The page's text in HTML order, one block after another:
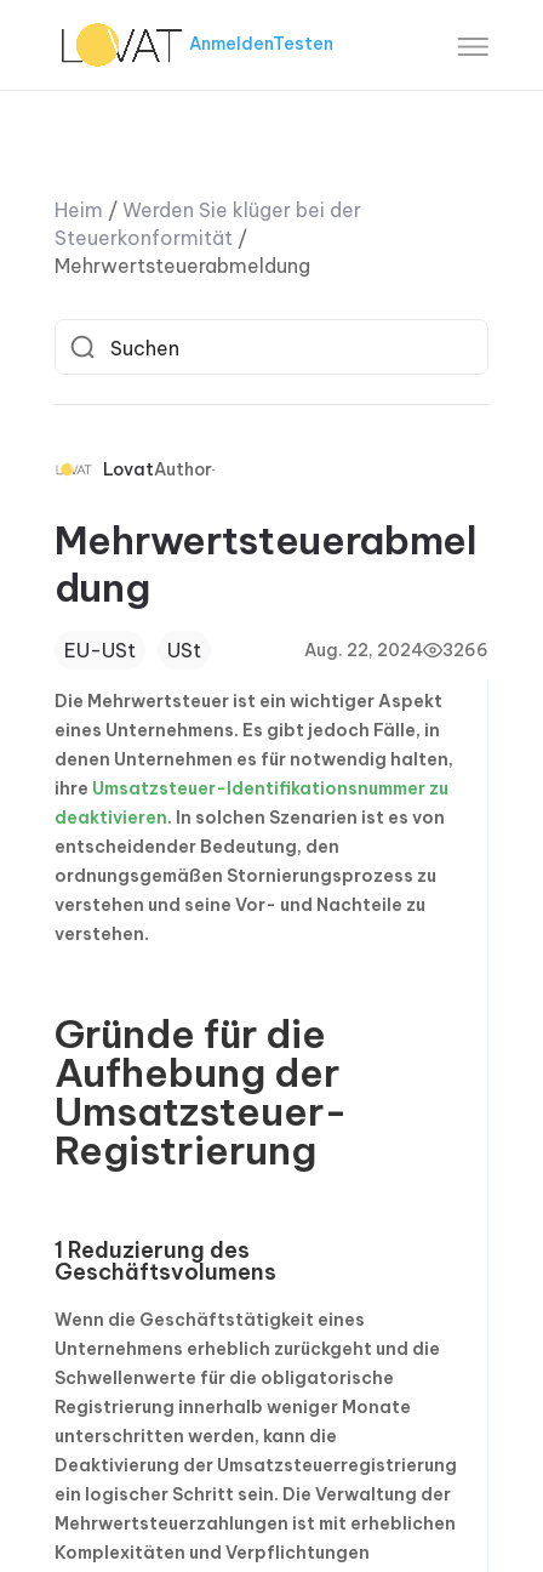
AnmeldenTesten
Heim / Werden Sie klüger bei der
Steuerkonformität/
Mehrwertsteuerabmeldung
LovatAuthor
Mehrwertsteuerabmel
dung
EU-USt USt Aug. 22, 2024 3266
Die Mehrwertsteuer ist ein wichtiger Aspekt
eines Unternehmens. Es gibt jedoch Fälle, in
denen Unternehmen es für notwendig halten,
ihre Umsatzsteuer-Identifikationsnummer zu
deaktivieren. In solchen Szenarien ist es von
entscheidender Bedeutung, den
ordnungsgemäßen Stornierungsprozess zu
verstehen und seine Vor- und Nachteile zu
verstehen.
Gründe für die
Aufhebung der
Umsatzsteuer-
Registrierung
1 Reduzierung des
Geschäftsvolumens
Wenn die Geschäftstätigkeit eines
Unternehmens erheblich zurückgeht und die
Schwellenwerte für die obligatorische
Registrierung innerhalb weniger Monate
unterschritten werden, kann die
Deaktivierung der Umsatzsteuerregistrierung
ein logischer Schritt sein. Die Verwaltung der
Mehrwertsteuerzahlungen ist mit erheblichen
Komplexitäten und Verpflichtungen